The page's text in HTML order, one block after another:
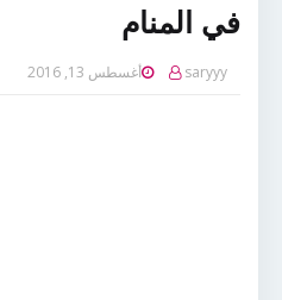
في المنام
saryyy أغسطس 13, 2016